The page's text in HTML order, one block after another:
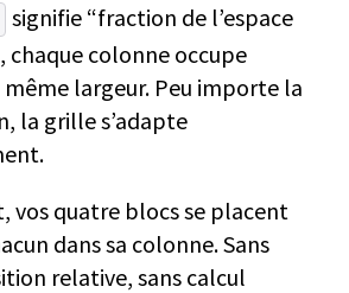
signifie “fraction de l’espace
chaque colonne occupe
largeur. Peu importe la
la grille s’adapte
vos quatre blocs se placent
dans sa colonne. Sans
relative, sans calcul